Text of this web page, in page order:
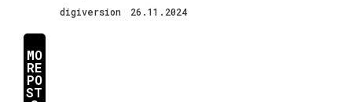
digiversion 26.11.2024
MO
RE
PO
ST